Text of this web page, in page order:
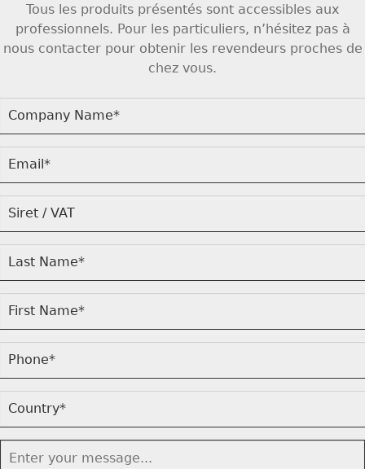
Tous les produits présentés sont accessibles aux
professionnels. Pour les particuliers, n’hésitez pas à
nous contacter pour obtenir les revendeurs proches de
chez vous.